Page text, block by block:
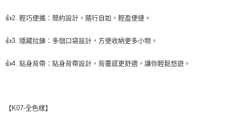
👍2. 輕巧便攜：簡約設計，隨行自如，輕盈便捷。
👍3. 隱藏拉鍊：多個口袋設計，方便收納更多小物。
👍4. 貼身背帶：貼身背帶設計，背覆感更舒適，讓你輕鬆悠遊。
【 K07-全色樣】